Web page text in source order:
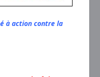
à action contre la